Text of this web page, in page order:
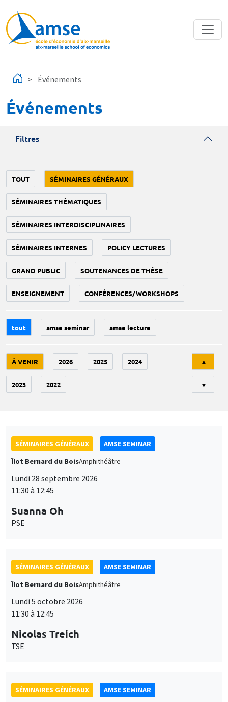
Événements
Événements
Filtres
TOUT SÉMINAIRES GÉNÉRAUX
SÉMINAIRES THÉMATIQUES
SÉMINAIRES INTERDISCIPLINAIRES
SÉMINAIRES INTERNES POLICY LECTURES
GRAND PUBLIC SOUTENANCES DE THÈSE
ENSEIGNEMENT CONFÉRENCES/WORKSHOPS
tout amse seminar amse lecture
À VENIR 2026 2025 2024
2023 2022
▲
▼
SÉMINAIRES GÉNÉRAUX
AMSE SEMINAR
Îlot Bernard du BoisAmphithéâtre
Lundi 28 septembre 2026
11:30 à 12:45
Suanna Oh
PSE
SÉMINAIRES GÉNÉRAUX
AMSE SEMINAR
Îlot Bernard du BoisAmphithéâtre
Lundi 5 octobre 2026
11:30 à 12:45
Nicolas Treich
TSE
SÉMINAIRES GÉNÉRAUX
AMSE SEMINAR